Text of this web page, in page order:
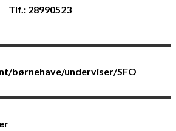
Tlf.: 28990523
børnehave/underviser/SFO